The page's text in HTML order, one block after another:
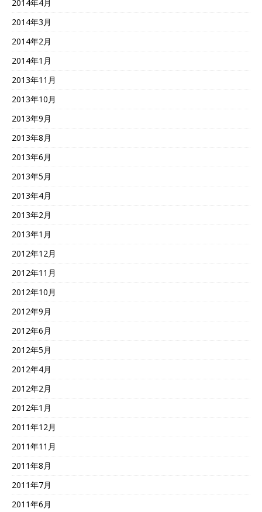
2014年4月
2014年3月
2014年2月
2014年1月
2013年11月
2013年10月
2013年9月
2013年8月
2013年6月
2013年5月
2013年4月
2013年2月
2013年1月
2012年12月
2012年11月
2012年10月
2012年9月
2012年6月
2012年5月
2012年4月
2012年2月
2012年1月
2011年12月
2011年11月
2011年8月
2011年7月
2011年6月